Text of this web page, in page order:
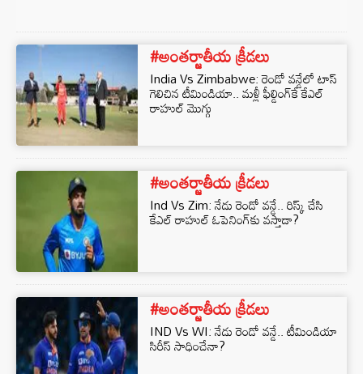
#అంతర్జాతీయ క్రీడలు
India Vs Zimbabwe: రెండో వన్డేలో టాస్
గెలిచిన టీమిండియా.. మళ్లీ ఫీల్డింగ్‌కే కేఎల్
రాహుల్ మొగ్గు
#అంతర్జాతీయ క్రీడలు
Ind Vs Zim: నేడు రెండో వన్డే.. రిస్క్ చేసి
కేఎల్ రాహుల్ ఓపెనింగ్‌కు వస్తాడా?
#అంతర్జాతీయ క్రీడలు
IND Vs WI: నేడు రెండో వన్డే.. టీమిండియా
సిరీస్ సాధించేనా?